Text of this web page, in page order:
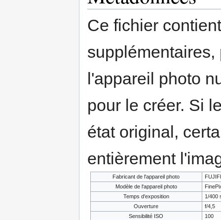
Ce fichier
l'appareil photo
pour le créer. Si
état original,
entièrement
Fabricant de l'appareil photo
Modèle de l'appareil photo
Temps d'exposition
1/400
Ouverture
f/4,5
Sensibilité ISO
100